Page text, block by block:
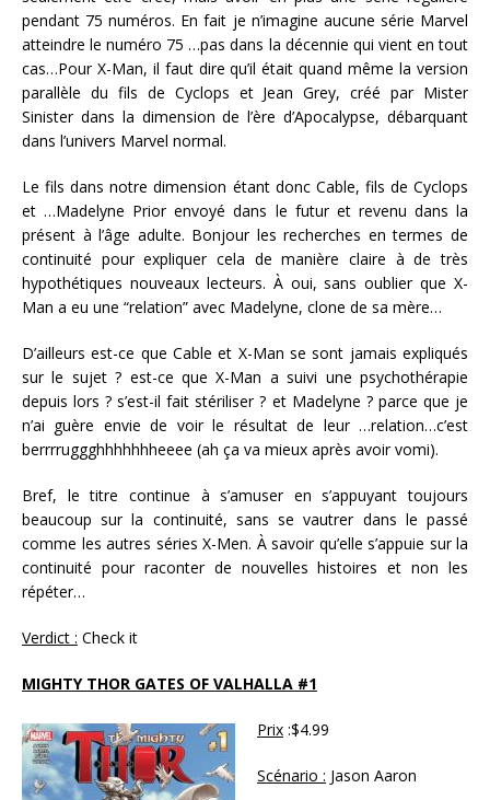
pendant 75 numéros. En fait je n’imagine aucune série Marvel
atteindre le numéro 75 …pas dans la décennie qui vient en tout
cas…Pour X-Man, il faut dire qu’il était quand même la version
parallèle du fils de Cyclops et Jean Grey, créé par Mister
Sinister dans la dimension de l’ère d’Apocalypse, débarquant
dans l’univers Marvel normal.
Le fils dans notre dimension étant donc Cable, fils de Cyclops
et …Madelyne Prior envoyé dans le futur et revenu dans la
présent à l’âge adulte. Bonjour les recherches en termes de
continuité pour expliquer cela de manière claire à de très
hypothétiques nouveaux lecteurs. À oui, sans oublier que X-
Man a eu une “relation” avec Madelyne, clone de sa mère…
D’ailleurs est-ce que Cable et X-Man se sont jamais expliqués
sur le sujet ? est-ce que X-Man a suivi une psychothérapie
depuis lors ? s’est-il fait stériliser ? et Madelyne ? parce que je
n’ai guère envie de voir le résultat de leur …relation…c’est
berrrruggghhhhhhheeee (ah ça va mieux après avoir vomi).
Bref, le titre continue à s’amuser en s’appuyant toujours
beaucoup sur la continuité, sans se vautrer dans le passé
comme les autres séries X-Men. À savoir qu’elle s’appuie sur la
continuité pour raconter de nouvelles histoires et non les
répéter…
Verdict : Check it
MIGHTY THOR GATES OF VALHALLA #1
Prix :$4.99
Scénario : Jason Aaron